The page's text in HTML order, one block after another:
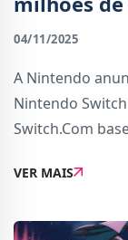
04/11/2025
A Nintendo
Nintendo
Switch.Com
de 2025 a
VER MAIS